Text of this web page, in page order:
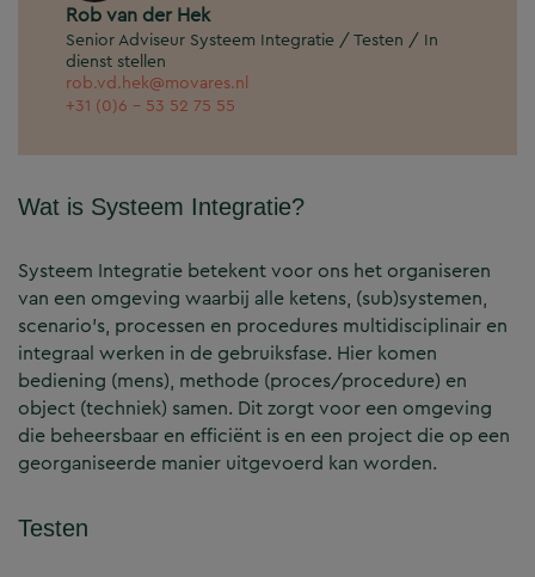
Rob van der Hek
Senior Adviseur Systeem Integratie / Testen / In
dienst stellen
rob.vd.hek@movares.nl
+31 (0)6 - 53 52 75 55
Wat is Systeem Integratie?
Systeem Integratie betekent voor ons het organiseren
van een omgeving waarbij alle ketens, (sub)systemen,
scenario’s, processen en procedures multidisciplinair en
integraal werken in de gebruiksfase. Hier komen
bediening (mens), methode (proces/procedure) en
object (techniek) samen. Dit zorgt voor een omgeving
die beheersbaar en efficiënt is en een project die op een
georganiseerde manier uitgevoerd kan worden.
Testen